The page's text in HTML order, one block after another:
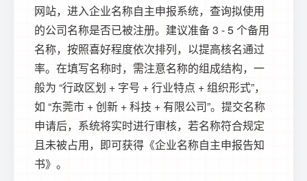
网站，进入企业名称自主申报系统，查询拟使用
的公司名称是否已被注册。建议准备 3 - 5 个备用
名称，按照喜好程度依次排列，以提高核名通过
率。在填写名称时，需注意名称的组成结构，一
般为 “行政区划 + 字号 + 行业特点 + 组织形式”，
如 “东莞市 + 创新 + 科技 + 有限公司”。提交名称
申请后，系统将实时进行审核，若名称符合规定
且未被占用，即可获得《企业名称自主申报告知
书》。